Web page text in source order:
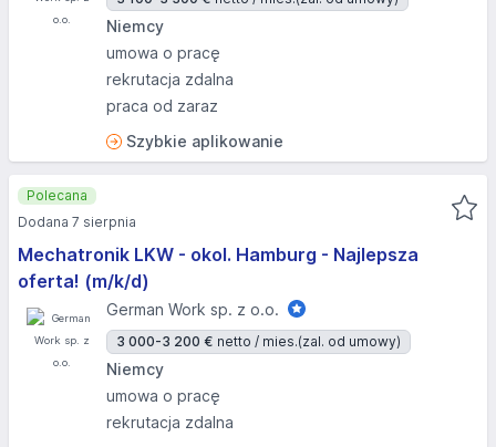
Niemcy
umowa o pracę
rekrutacja zdalna
praca od zaraz
Szybkie aplikowanie
Mechatronik LKW - okol. Hamburg - Najlepsza
oferta! (m/k/d)
German Work sp. z o.o.
3 000-3 200 € netto / mies.(zal. od umowy)
Niemcy
umowa o pracę
rekrutacja zdalna
Polecana
Dodana 7 sierpnia